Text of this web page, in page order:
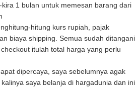
kira 1 bulan untuk memesan barang dari
hitung kurs rupiah, pajak
biaya shipping. Semua sudah ditangani
itulah total harga yang perlu
dipercaya, saya sebelumnya agak
saya belanja di hargadunia dan ini